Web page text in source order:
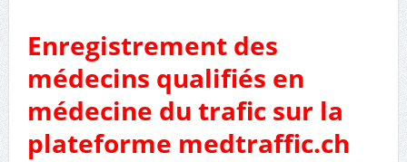
Enregistrement des
médecins qualifiés en
médecine du trafic sur la
plateforme medtraffic.ch